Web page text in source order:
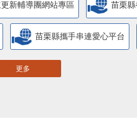
新輔導團網站專區 苗栗
苗栗縣攜手串連愛心平台
更多